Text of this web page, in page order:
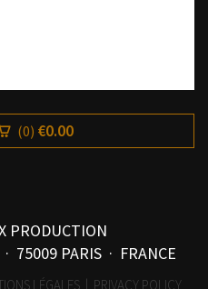
(0) €0.00
PRODUCTION
75009 PARIS · FRANCE
LÉGALES| PRIVACY POLICY